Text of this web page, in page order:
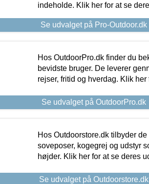
indeholde. Klik her for at se
Se udvalget på Pro-Outdoor.dk
Hos OutdoorPro.dk finder du
bevidste bruger. De leverer
rejser, fritid og hverdag. Klik
Se udvalget på OutdoorPro.dk
Hos Outdoorstore.dk tilbyder
soveposer, kogegrej og udstyr
højder. Klik her for at se deres
Se udvalget på Outdoorstore.dk